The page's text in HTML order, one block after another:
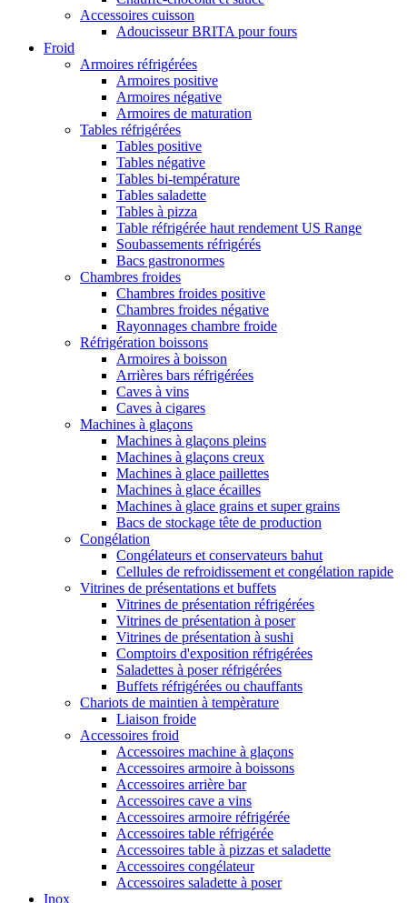
Accessoires cuisson
Adoucisseur BRITA pour fours
Froid
Armoires réfrigérées
Armoires positive
Armoires négative
Armoires de maturation
Tables réfrigérées
Tables positive
Tables négative
Tables bi-température
Tables saladette
Tables à pizza
Table réfrigérée haut rendement US Range
Soubassements réfrigérés
Bacs gastronormes
Chambres froides
Chambres froides positive
Chambres froides négative
Rayonnages chambre froide
Réfrigération boissons
Armoires à boisson
Arrières bars réfrigérées
Caves à vins
Caves à cigares
Machines à glaçons
Machines à glaçons pleins
Machines à glaçons creux
Machines à glace paillettes
Machines à glace écailles
Machines à glace grains et super grains
Bacs de stockage tête de production
Congélation
Congélateurs et conservateurs bahut
Cellules de refroidissement et congélation rapide
Vitrines de présentations et buffets
Vitrines de présentation réfrigérées
Vitrines de présentation à poser
Vitrines de présentation à sushi
Comptoirs d'exposition réfrigérées
Saladettes à poser réfrigérées
Buffets réfrigérées ou chauffants
Chariots de maintien à tempèrature
Liaison froide
Accessoires froid
Accessoires machine à glaçons
Accessoires armoire à boissons
Accessoires arrière bar
Accessoires cave a vins
Accessoires armoire réfrigérée
Accessoires table réfrigérée
Accessoires table à pizzas et saladette
Accessoires congélateur
Accessoires saladette à poser
Inox